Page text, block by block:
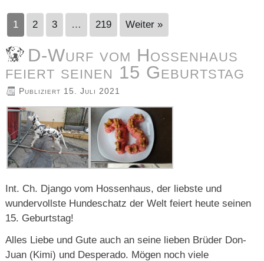
1 2 3 … 219 Weiter »
D-Wurf vom Hossenhaus
feiert seinen 15 Geburtstag
Publiziert 15. Juli 2021
Int. Ch. Django vom Hossenhaus, der liebste und
wundervollste Hundeschatz der Welt feiert heute seinen
15. Geburtstag!
Alles Liebe und Gute auch an seine lieben Brüder Don-
Juan (Kimi) und Desperado. Mögen noch viele